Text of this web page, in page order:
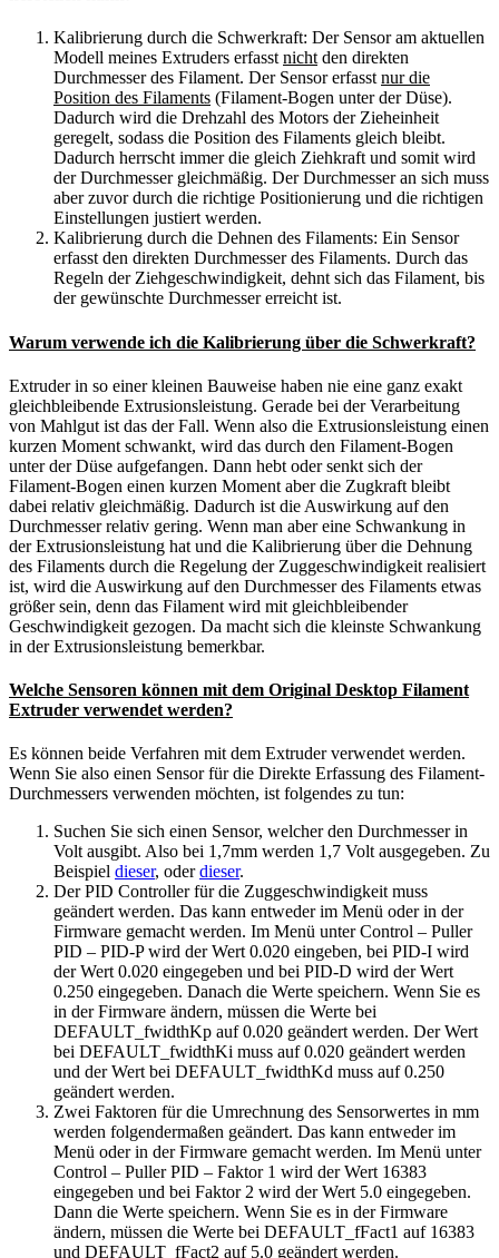
Kalibrierung durch die Schwerkraft: Der Sensor am aktuellen
Modell meines Extruders erfasst nicht den direkten
Durchmesser des Filament. Der Sensor erfasst nur die
Position des Filaments (Filament-Bogen unter der Düse).
Dadurch wird die Drehzahl des Motors der Zieheinheit
geregelt, sodass die Position des Filaments gleich bleibt.
Dadurch herrscht immer die gleich Ziehkraft und somit wird
der Durchmesser gleichmäßig. Der Durchmesser an sich muss
aber zuvor durch die richtige Positionierung und die richtigen
Einstellungen justiert werden.
Kalibrierung durch die Dehnen des Filaments: Ein Sensor
erfasst den direkten Durchmesser des Filaments. Durch das
Regeln der Ziehgeschwindigkeit, dehnt sich das Filament, bis
der gewünschte Durchmesser erreicht ist.
Warum verwende ich die Kalibrierung über die Schwerkraft?
Extruder in so einer kleinen Bauweise haben nie eine ganz exakt
gleichbleibende Extrusionsleistung. Gerade bei der Verarbeitung
von Mahlgut ist das der Fall. Wenn also die Extrusionsleistung einen
kurzen Moment schwankt, wird das durch den Filament-Bogen
unter der Düse aufgefangen. Dann hebt oder senkt sich der
Filament-Bogen einen kurzen Moment aber die Zugkraft bleibt
dabei relativ gleichmäßig. Dadurch ist die Auswirkung auf den
Durchmesser relativ gering. Wenn man aber eine Schwankung in
der Extrusionsleistung hat und die Kalibrierung über die Dehnung
des Filaments durch die Regelung der Zuggeschwindigkeit realisiert
ist, wird die Auswirkung auf den Durchmesser des Filaments etwas
größer sein, denn das Filament wird mit gleichbleibender
Geschwindigkeit gezogen. Da macht sich die kleinste Schwankung
in der Extrusionsleistung bemerkbar.
Welche Sensoren können mit dem Original Desktop Filament
Extruder verwendet werden?
Es können beide Verfahren mit dem Extruder verwendet werden.
Wenn Sie also einen Sensor für die Direkte Erfassung des Filament-
Durchmessers verwenden möchten, ist folgendes zu tun:
Suchen Sie sich einen Sensor, welcher den Durchmesser in
Volt ausgibt. Also bei 1,7mm werden 1,7 Volt ausgegeben. Zu
Beispiel dieser, oderdieser.
Der PID Controller für die Zuggeschwindigkeit muss
geändert werden. Das kann entweder im Menü oder in der
Firmware gemacht werden. Im Menü unter Control – Puller
PID – PID-P wird der Wert 0.020 eingeben, bei PID-I wird
der Wert 0.020 eingegeben und bei PID-D wird der Wert
0.250 eingegeben. Danach die Werte speichern. Wenn Sie es
in der Firmware ändern, müssen die Werte bei
DEFAULT_fwidthKp auf 0.020 geändert werden. Der Wert
bei DEFAULT_fwidthKi muss auf 0.020 geändert werden
und der Wert bei DEFAULT_fwidthKd muss auf 0.250
geändert werden.
Zwei Faktoren für die Umrechnung des Sensorwertes in mm
werden folgendermaßen geändert. Das kann entweder im
Menü oder in der Firmware gemacht werden. Im Menü unter
Control – Puller PID – Faktor 1 wird der Wert 16383
eingegeben und bei Faktor 2 wird der Wert 5.0 eingegeben.
Dann die Werte speichern. Wenn Sie es in der Firmware
ändern, müssen die Werte bei DEFAULT_fFact1 auf 16383
und DEFAULT_fFact2 auf 5.0 geändert werden.